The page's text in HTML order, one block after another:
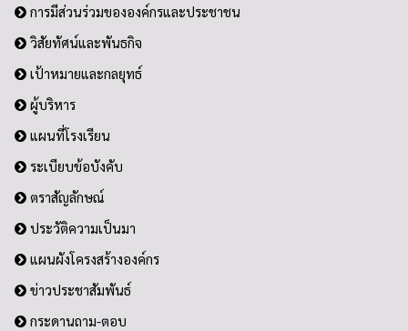
การมีส่วนร่วมขององค์กรและประชาชน
วิสัยทัศน์และพันธกิจ
เป้าหมายและกลยุทธ์
ผู้บริหาร
แผนที่โรงเรียน
ระเบียบข้อบังคับ
ตราสัญลักษณ์
ประวัติความเป็นมา
แผนผังโครงสร้างองค์กร
ข่าวประชาสัมพันธ์
กระดานถาม-ตอบ